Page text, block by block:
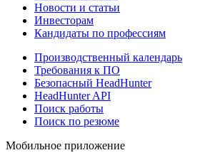
Новости и статьи
Инвесторам
Кандидаты по профессиям
Производственный календарь
Требования к ПО
Безопасный HeadHunter
HeadHunter API
Поиск работы
Поиск по резюме
Мобильное приложение